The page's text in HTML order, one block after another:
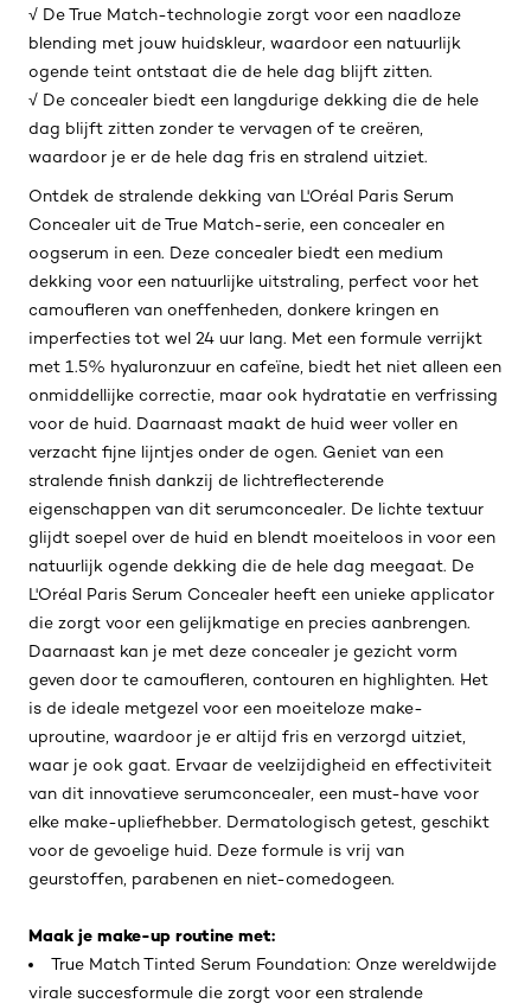
√ De True Match-technologie zorgt voor een naadloze
blending met jouw huidskleur, waardoor een natuurlijk
ogende teint ontstaat die de hele dag blijft zitten.
√ De concealer biedt een langdurige dekking die de hele
dag blijft zitten zonder te vervagen of te creëren,
waardoor je er de hele dag fris en stralend uitziet.
Ontdek de stralende dekking van L'Oréal Paris Serum
Concealer uit de True Match-serie, een concealer en
oogserum in een. Deze concealer biedt een medium
dekking voor een natuurlijke uitstraling, perfect voor het
camoufleren van oneffenheden, donkere kringen en
imperfecties tot wel 24 uur lang. Met een formule verrijkt
met 1.5% hyaluronzuur en cafeïne, biedt het niet alleen een
onmiddellijke correctie, maar ook hydratatie en verfrissing
voor de huid. Daarnaast maakt de huid weer voller en
verzacht fijne lijntjes onder de ogen. Geniet van een
stralende finish dankzij de lichtreflecterende
eigenschappen van dit serumconcealer. De lichte textuur
glijdt soepel over de huid en blendt moeiteloos in voor een
natuurlijk ogende dekking die de hele dag meegaat. De
L'Oréal Paris Serum Concealer heeft een unieke applicator
die zorgt voor een gelijkmatige en precies aanbrengen.
Daarnaast kan je met deze concealer je gezicht vorm
geven door te camoufleren, contouren en highlighten. Het
is de ideale metgezel voor een moeiteloze make-
uproutine, waardoor je er altijd fris en verzorgd uitziet,
waar je ook gaat. Ervaar de veelzijdigheid en effectiviteit
van dit innovatieve serumconcealer, een must-have voor
elke make-upliefhebber. Dermatologisch getest, geschikt
voor de gevoelige huid. Deze formule is vrij van
geurstoffen, parabenen en niet-comedogeen.
Maak je make-up routine met:
True Match Tinted Serum Foundation: Onze wereldwijde
virale succesformule die zorgt voor een stralende